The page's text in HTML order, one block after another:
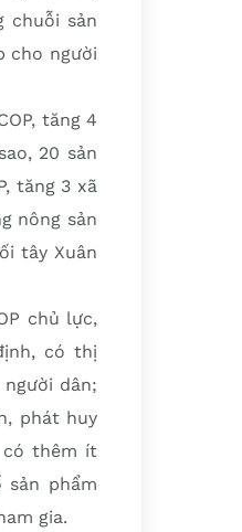
chuỗi sản
cho người
tăng 4
20 sản
tăng 3 xã
nông sản
tây Xuân
chủ lực,
có thị
dân;
phát huy
có thêm ít
sản phẩm
gia.